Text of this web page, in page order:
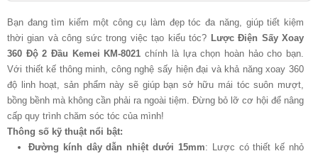
Bạn đang tìm kiếm một công cụ làm đẹp tóc đa năng, giúp tiết kiệm
thời gian và công sức trong việc tạo kiểu tóc? Lược Điện Sấy Xoay
360 Độ 2 Đầu Kemei KM-8021 chính là lựa chọn hoàn hảo cho bạn.
Với thiết kế thông minh, công nghệ sấy hiện đại và khả năng xoay 360
độ linh hoạt, sản phẩm này sẽ giúp bạn sở hữu mái tóc suôn mượt,
bồng bềnh mà không cần phải ra ngoài tiệm. Đừng bỏ lỡ cơ hội để nâng
cấp quy trình chăm sóc tóc của mình!
Thông số kỹ thuật nổi bật:
Đường kính dây dẫn nhiệt dưới 15mm: Lược có thiết kế nhỏ